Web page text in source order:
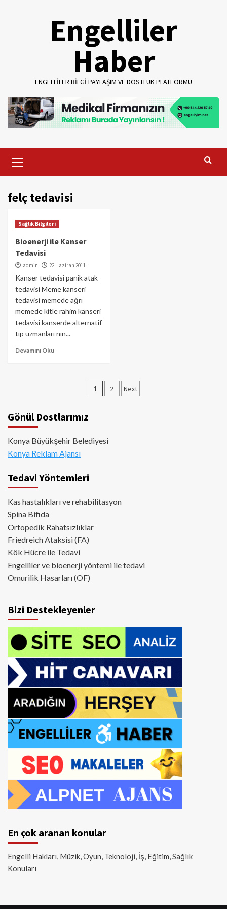
Engelliler
Haber
ENGELLILER BILGI PAYLAŞIM VE DOSTLUK PLATFORMU
Menu
felç tedavisi
Sağlık Bilgileri
Bioenerji ile Kanser
Tedavisi
admin 22 Haziran 2011
Kanser tedavisi panik atak
tedavisi Meme kanseri
tedavisi memede ağrı
memede kitle rahim kanseri
tedavisi kanserde alternatif
tıp uzmanları nın...
Devamını Oku
Yazı
1 2 Next
Gönül Dostlarımız
Konya Büyükşehir Belediyesi
Konya Reklam Ajansı
Tedavi Yöntemleri
Kas hastalıkları ve rehabilitasyon
Spina Bifida
Ortopedik Rahatsızlıklar
Friedreich Ataksisi (FA)
Kök Hücre ile Tedavi
Engelliler ve bioenerji yöntemi ile tedavi
Omurilik Hasarları (OF)
Bizi Destekleyenler
En çok aranan konular
Engelli Hakları, Müzik, Oyun, Teknoloji, İş, Eğitim, Sağlık
Konuları